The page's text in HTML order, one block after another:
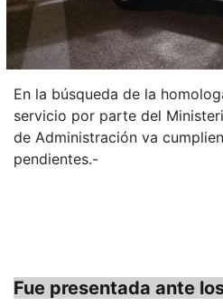
En la búsqueda de la
servicio por parte del
de Administración va
pendientes.-
Fue presentada ante